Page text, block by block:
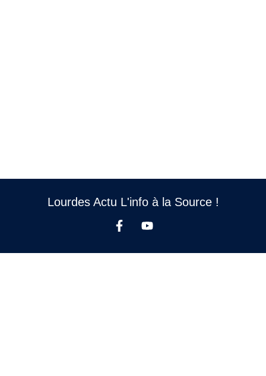
Lourdes Actu L'info à la Source !